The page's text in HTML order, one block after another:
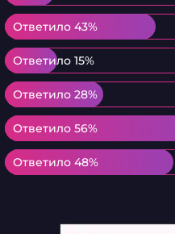
Ответило 43%
Ответило 43%
Ответило 15%
Ответило 15%
Ответило 28%
Ответило 28%
Ответило 56%
Ответило 56%
Ответило 48%
Ответило 48%